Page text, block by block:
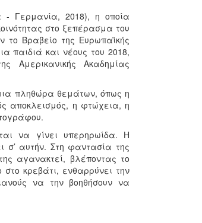
Γερμανία, 2018), η οποία
στο ξεπέρασμα του
Βραβείο της Ευρωπαϊκής
παιδιά και νέους του 2018,
Ακαδημίας
μια πληθώρα θεμάτων, όπως η
αποκλεισμός, η φτώχεια, η
να γίνει υπερηρωίδα. Η
σ’ αυτήν. Στη φαντασία της
αγανακτεί, βλέποντας το
κρεβάτι, ενθαρρύνει την
να την βοηθήσουν να